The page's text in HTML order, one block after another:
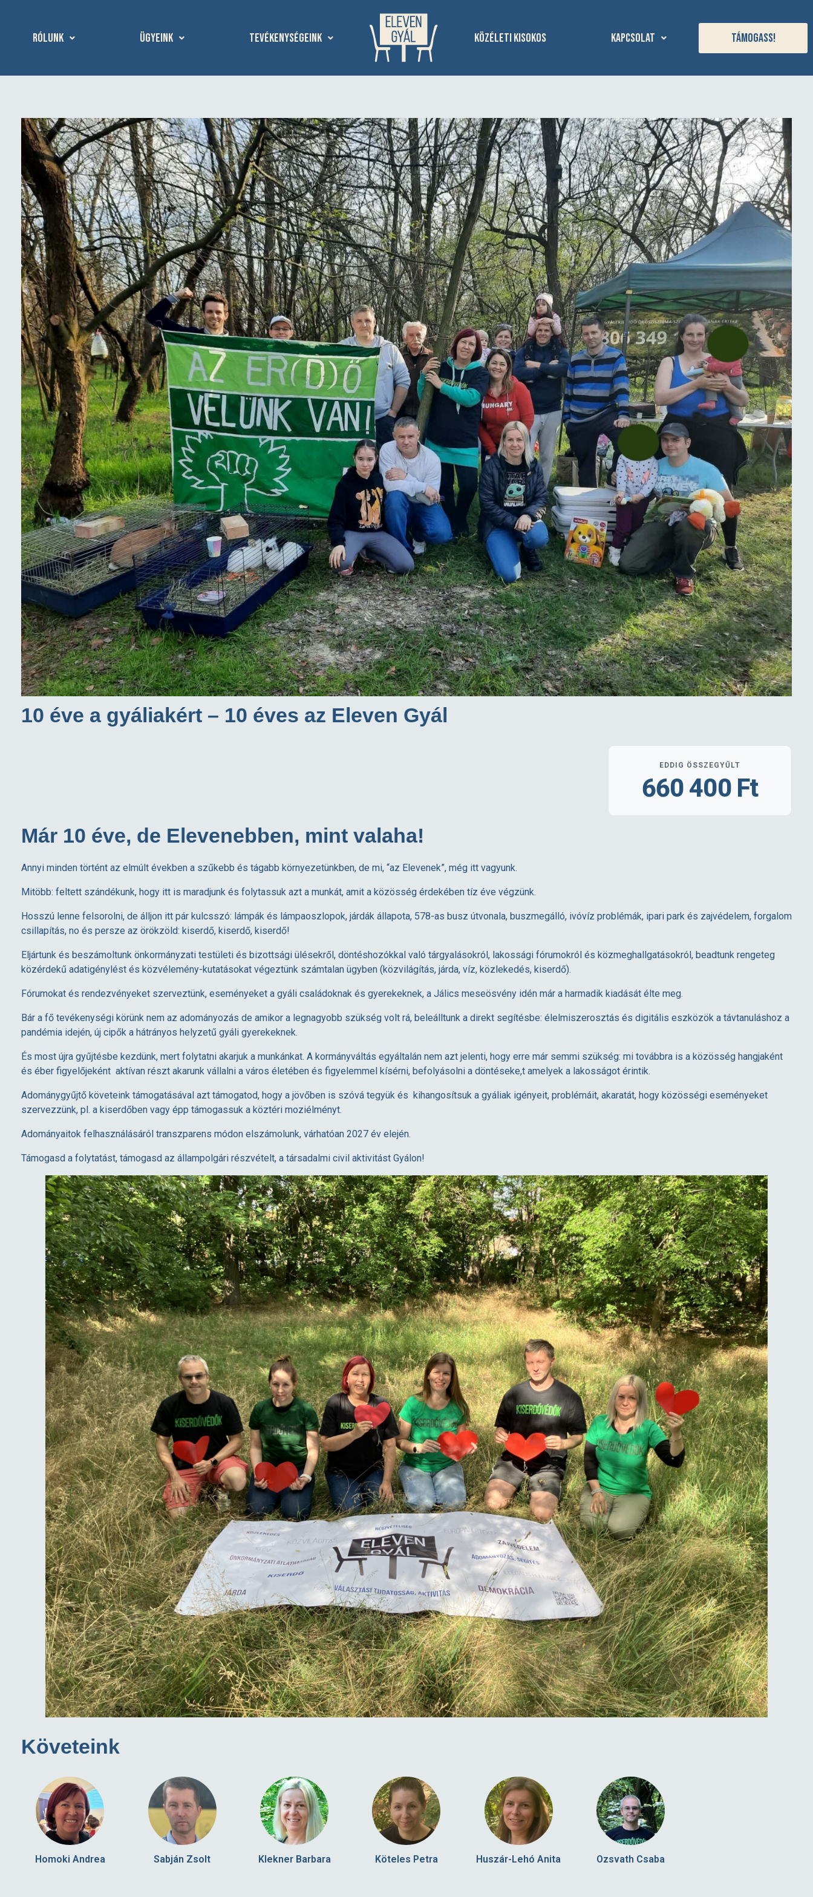
Rólunk Ügyeink Tevékenységeink Közéleti kisokos Kapcsolat Támogass!
10 éve a gyáliakért – 10 éves az Eleven Gyál
EDDIG ÖSSZEGYŰLT
660 400 Ft
Már 10 éve, de Elevenebben, mint valaha!
Annyi minden történt az elmúlt években a szűkebb és tágabb környezetünkben, de mi, “az Elevenek”, még itt vagyunk.
Mitöbb: feltett szándékunk, hogy itt is maradjunk és folytassuk azt a munkát, amit a közösség érdekében tíz éve végzünk.
Hosszú lenne felsorolni, de álljon itt pár kulcsszó: lámpák és lámpaoszlopok, járdák állapota, 578-as busz útvonala, buszmegálló, ivóvíz problémák, ipari park és zajvédelem, forgalom
csillapítás, no és persze az örökzöld: kiserdő, kiserdő, kiserdő!
Eljártunk és beszámoltunk önkormányzati testületi és bizottsági ülésekről, döntéshozókkal való tárgyalásokról, lakossági fórumokról és közmeghallgatásokról, beadtunk rengeteg
közérdekű adatigénylést és közvélemény-kutatásokat végeztünk számtalan ügyben (közvilágítás, járda, víz, közlekedés, kiserdő).
Fórumokat és rendezvényeket szerveztünk, eseményeket a gyáli családoknak és gyerekeknek, a Jálics meseösvény idén már a harmadik kiadását élte meg.
Bár a fő tevékenységi körünk nem az adományozás de amikor a legnagyobb szükség volt rá, beleálltunk a direkt segítésbe: élelmiszerosztás és digitális eszközök a távtanuláshoz a
pandémia idején, új cipők a hátrányos helyzetű gyáli gyerekeknek.
És most újra gyűjtésbe kezdünk, mert folytatni akarjuk a munkánkat. A kormányváltás egyáltalán nem azt jelenti, hogy erre már semmi szükség: mi továbbra is a közösség hangjaként
és éber figyelőjeként aktívan részt akarunk vállalni a város életében és figyelemmel kísérni, befolyásolni a döntéseke,t amelyek a lakosságot érintik.
Adománygyűjtő követeink támogatásával azt támogatod, hogy a jövőben is szóvá tegyük és kihangosítsuk a gyáliak igényeit, problémáit, akaratát, hogy közösségi eseményeket
szervezzünk, pl. a kiserdőben vagy épp támogassuk a köztéri moziélményt.
Adományaitok felhasználásáról transzparens módon elszámolunk, várhatóan 2027 év elején.
Támogasd a folytatást, támogasd az állampolgári részvételt, a társadalmi civil aktivitást Gyálon!
Követeink
Homoki Andrea Sabján Zsolt Klekner Barbara Köteles Petra Huszár-Lehó Anita Ozsvath Csaba